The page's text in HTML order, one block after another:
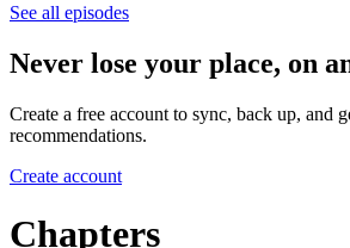
See all episodes
Never lose your place, on
Create a free account to sync, back up, and
recommendations.
Create account
Chapters